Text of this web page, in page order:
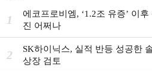
1
에코프로비엠, ‘1.2조 유증’ 이
진 어쩌나
2
SK하이닉스, 실적 반등 성공한
상장 검토